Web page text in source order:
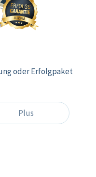
oder Erfolgpaket
Plus